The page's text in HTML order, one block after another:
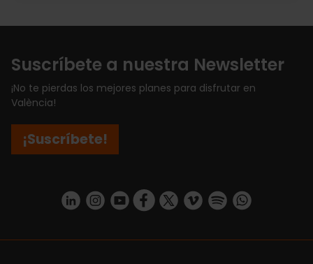
Suscríbete a nuestra Newsletter
¡No te pierdas los mejores planes para disfrutar en
València!
¡Suscríbete!
https://www.linkedin.com/company/turismo-valencia/mycompany/
https://www.instagram.com/visit_valencia/
https://www.youtube.com/user/
https://www.facebook.com/
https://twitter.com/
https://vimeo.com/
https://https://api.whatsapp.com/